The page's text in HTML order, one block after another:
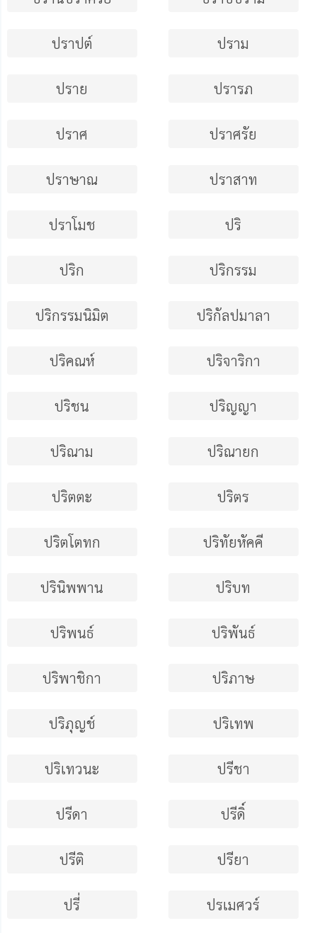
ปราปต์ ปราม
ปราย ปรารภ
ปราศ ปราศรัย
ปราษาณ ปราสาท
ปราโมช ปริ
ปริก ปริกรรม
ปริกรรมนิมิต ปริกัลปมาลา
ปริคณห์ ปริจาริกา
ปริชน ปริญญา
ปริณาม ปริณายก
ปริตตะ ปริตร
ปริตโตทก ปริทัยหัคคี
ปรินิพพาน ปริบท
ปริพนธ์ ปริพันธ์
ปริพาชิกา ปริภาษ
ปริภุญช์ ปริเทพ
ปริเทวนะ ปรีชา
ปรีดา ปรีดิ์
ปรีติ ปรียา
ปรี่ ปรเมศวร์